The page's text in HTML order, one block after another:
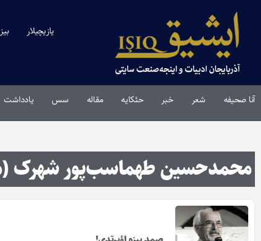
یازیچیلار
آنا صحیفه شعر خبر حئکایه مقاله‌ سس یادداشت
محمدحسین طهماسب‌پور شهرک